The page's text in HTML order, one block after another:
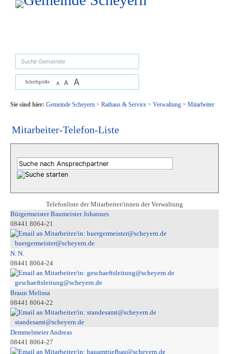
Zum Inhalt, zur Navigationoder zur Startseite springen.
Schriftgröße A A A
Sie sind hier: Gemeinde Scheyern> Rathaus & Service> Verwaltung> Mitarbeiter
Mitarbeiter-Telefon-Liste
Telefonliste der Mitarbeiter/innen der Verwaltung
Bürgermeister Baumeister Johannes
08441 8064-21
buergermeister@scheyern.de
N. N.
08441 8064-24
geschaeftsleitung@scheyern.de
Braun Melissa
08441 8064-22
standesamt@scheyern.de
Demmelmeier Andreas
08441 8064-27